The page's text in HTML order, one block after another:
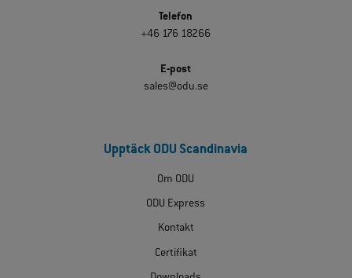
Telefon
+46 176 18266
E-post
sales@odu.se
Upptäck ODU Scandinavia
Om ODU
ODU Express
Kontakt
Certifikat